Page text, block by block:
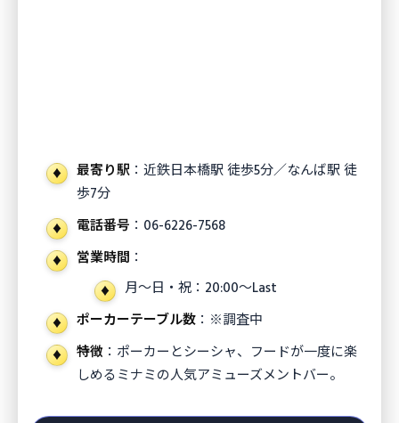
最寄り駅 ：近鉄日本橋駅 徒歩5分／なんば駅 徒
歩7分
電話番号 ：06-6226-7568
営業時間 ：
月〜日・祝：20:00〜Last
ポーカーテーブル数 ：※調査中
特徴 ：ポーカーとシーシャ、フードが一度に楽
しめるミナミの人気アミューズメントバー。